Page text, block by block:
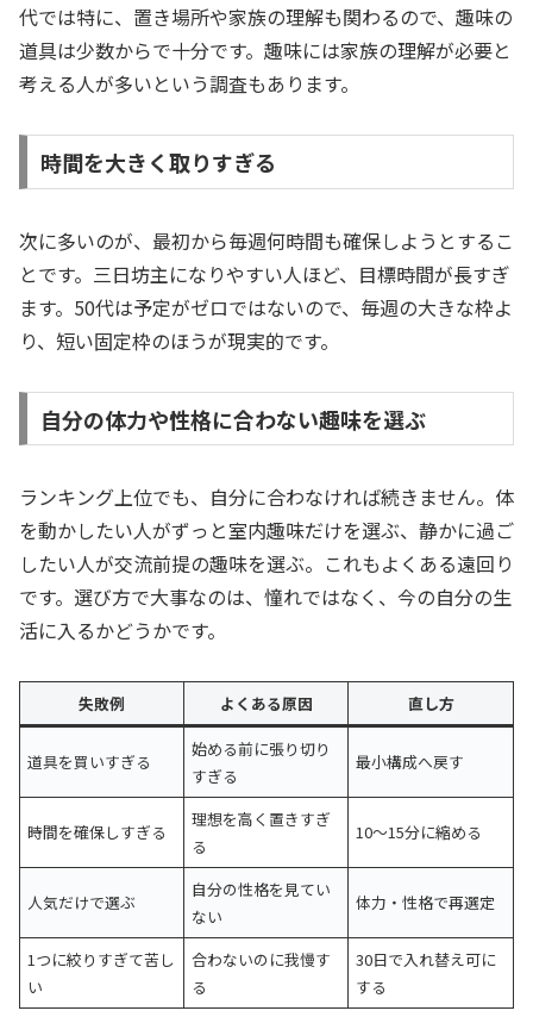
代では特に、置き場所や家族の理解も関わるので、趣味の
道具は少数からで十分です。趣味には家族の理解が必要と
考える人が多いという調査もあります。
時間を大きく取りすぎる
次に多いのが、最初から毎週何時間も確保しようとするこ
とです。三日坊主になりやすい人ほど、目標時間が長すぎ
ます。50代は予定がゼロではないので、毎週の大きな枠よ
り、短い固定枠のほうが現実的です。
自分の体力や性格に合わない趣味を選ぶ
ランキング上位でも、自分に合わなければ続きません。体
を動かしたい人がずっと室内趣味だけを選ぶ、静かに過ご
したい人が交流前提の趣味を選ぶ。これもよくある遠回り
です。選び方で大事なのは、憧れではなく、今の自分の生
活に入るかどうかです。
失敗例 よくある原因 直し方
道具を買いすぎる
始める前に張り切り
すぎる
最小構成へ戻す
時間を確保しすぎる
理想を高く置きすぎ
る
10〜15分に縮める
人気だけで選ぶ
自分の性格を見てい
ない
体力・性格で再選定
1つに絞りすぎて苦し
い
合わないのに我慢す
る
30日で入れ替え可に
する